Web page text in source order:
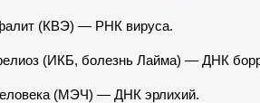
(КВЭ) — РНК вируса.
(ИКБ, болезнь Лайма) — ДНК
(МЭЧ) — ДНК эрлихий.